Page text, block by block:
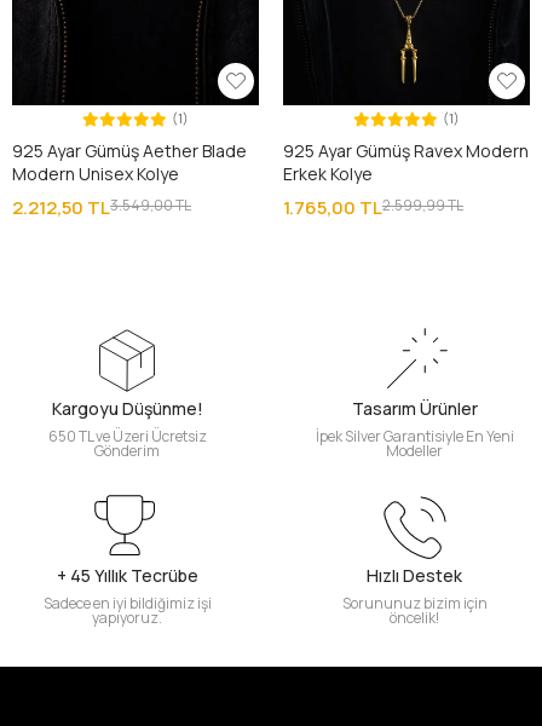
(1)
925 Ayar Gümüş Aether Blade
Modern Unisex Kolye
2.212,50 TL3.549,00 TL
(1)
925 Ayar Gümüş Ravex Modern
Erkek Kolye
1.765,00 TL2.599,99 TL
Kargoyu Düşünme!
650 TL ve Üzeri Ücretsiz
Gönderim
Tasarım Ürünler
İpek Silver Garantisiyle En Yeni
Modeller
+ 45 Yıllık Tecrübe
Sadece en iyi bildiğimiz işi
yapıyoruz.
Hızlı Destek
Sorununuz bizim için
öncelik!